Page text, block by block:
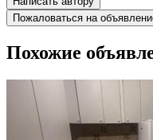
Пожаловаться на
Похожие